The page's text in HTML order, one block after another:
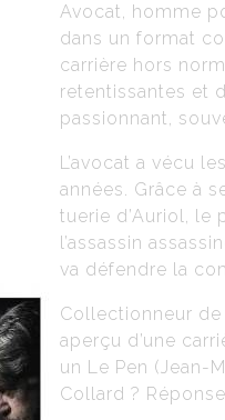
Avocat, homme
dans un format
carrière hors
retentissantes et
passionnant,
L’avocat a vécu
années. Grâce à
tuerie d’Auriol, le
l’assassin
va défendre la
Collectionneur
aperçu d’une
un Le Pen (Jean-
Collard ?